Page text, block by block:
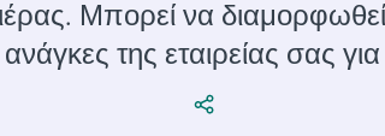
employee experiences
Workable customer
Workable customer
Μπορεί να διαμορφωθεί
ανάγκες της εταιρείας σας